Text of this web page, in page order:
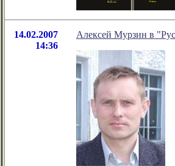
14.02.2007
14:36
Алексей Мурзин в